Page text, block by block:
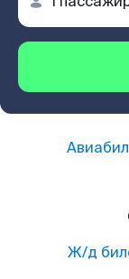
Ж/д